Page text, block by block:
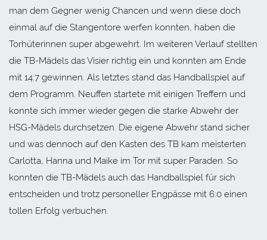
man dem Gegner wenig Chancen und wenn diese doch
einmal auf die Stangentore werfen konnten, haben die
Torhüterinnen super abgewehrt. Im weiteren Verlauf stellten
die TB-Mädels das Visier richtig ein und konnten am Ende
mit 14:7 gewinnen. Als letztes stand das Handballspiel auf
dem Programm. Neuffen startete mit einigen Treffern und
konnte sich immer wieder gegen die starke Abwehr der
HSG-Mädels durchsetzen. Die eigene Abwehr stand sicher
und was dennoch auf den Kasten des TB kam meisterten
Carlotta, Hanna und Maike im Tor mit super Paraden. So
konnten die TB-Mädels auch das Handballspiel für sich
entscheiden und trotz personeller Engpässe mit 6:0 einen
tollen Erfolg verbuchen.